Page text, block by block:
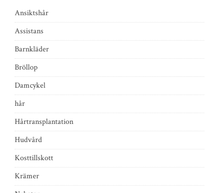
Ansiktshår
Assistans
Barnkläder
Bröllop
Damcykel
hår
Hårtransplantation
Hudvård
Kosttillskott
Krämer